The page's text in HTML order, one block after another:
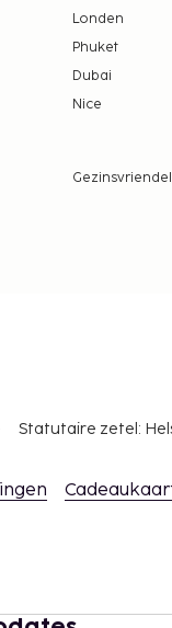
Londen
Phuket
Dubai
Nice
Statutaire zetel: